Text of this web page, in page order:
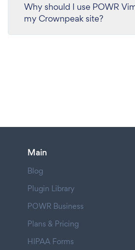
Why should I use POWR
my Crownpeak site?
Main
Blog
Plugin Library
POWR Business
Plans & Pricing
HIPAA Forms